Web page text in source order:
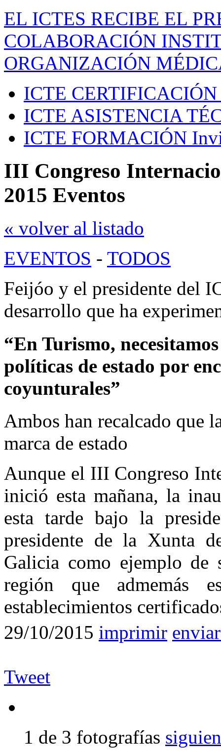
EL ICTES RECIBE EL
COLABORACIÓN
ORGANIZACIÓN
ICTE CERTIFICACIÓN
ICTE ASISTENCIA
ICTE FORMACIÓN
III Congreso
2015 Eventos
« volver al listado
EVENTOS - TODOS
Feijóo y el presidente del
desarrollo que ha
“En Turismo,
políticas de estado por
coyunturales”
Ambos han recalcado que
marca de estado
Aunque el III Congreso
inició esta mañana, la
esta tarde bajo la
presidente de la Xunta
Galicia como ejemplo de
región que admemás
establecimientos
29/10/2015 imprimir
Tweet
1 de 3 fotografías